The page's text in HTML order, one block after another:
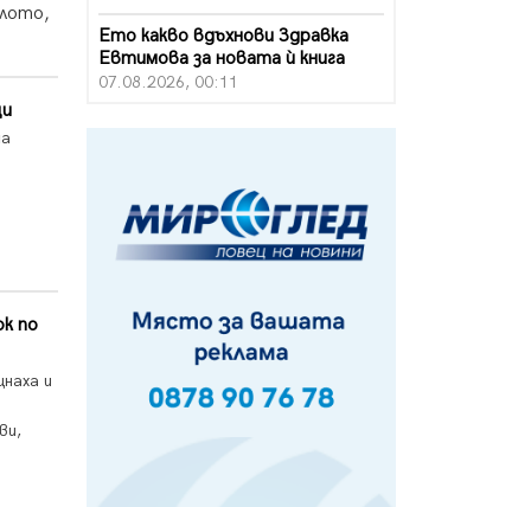
по
и
Ето какво вдъхнови Здравка
Евтимова за новата ѝ книга
07.08.2026, 00:11
Върви почистване на главен път
от квартал „Бела вода“ до кв.
„Църква“
Четири сигнала до пожарната в
Перник за денонощие,
повишено внимание